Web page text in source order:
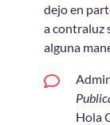
dejo en
a contraluz
alguna
Hola